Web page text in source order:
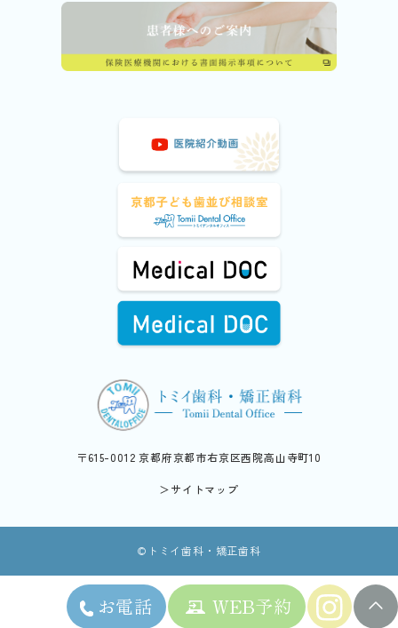
〒615-0012 京都府京都市右京区西院高山寺町10
＞サイトマップ
©︎トミイ歯科・矯正歯科
お電話 WEB予約